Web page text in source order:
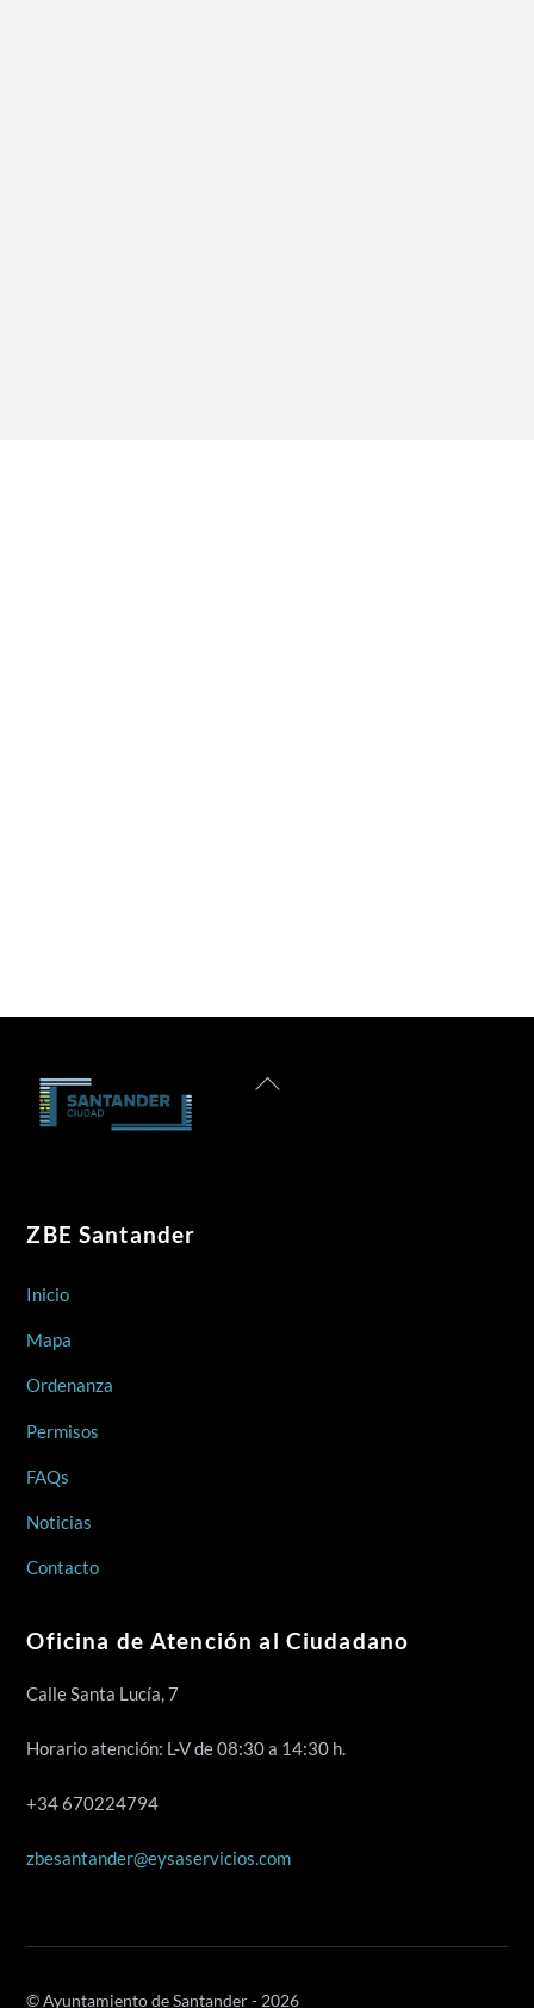
Back
ZBE Santander
Inicio
Mapa
Ordenanza
Permisos
FAQs
Noticias
Contacto
Oficina de Atención al Ciudadano
Calle Santa Lucía, 7
Horario atención: L-V de 08:30 a 14:30 h.
+34 670224794
zbesantander@eysaservicios.com
© Ayuntamiento de Santander - 2026